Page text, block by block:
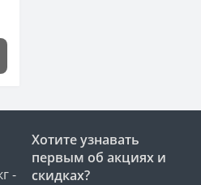
Хотите узнавать
первым об акциях и
скидках?